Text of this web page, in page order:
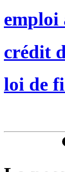
emploi
crédit
loi de